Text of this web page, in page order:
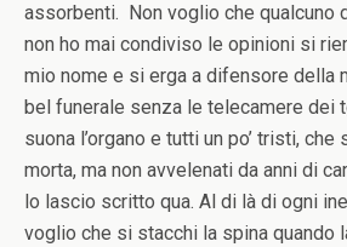
assorbenti. Non voglio che qualcuno
non ho mai condiviso le opinioni si
mio nome e si erga a difensore della
bel funerale senza le telecamere dei
suona l’organo e tutti un po’ tristi,
morta, ma non avvelenati da anni di
lo lascio scritto qua. Al di là di ogni
voglio che si stacchi la spina quando